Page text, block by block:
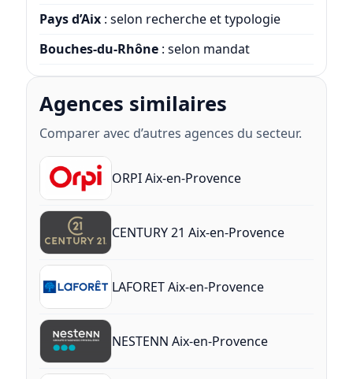
Pays d’Aix: selon recherche et typologie
Bouches-du-Rhône: selon mandat
Agences similaires
Comparer avec d’autres agences du secteur.
ORPI Aix-en-Provence
CENTURY 21 Aix-en-Provence
LAFORET Aix-en-Provence
NESTENN Aix-en-Provence